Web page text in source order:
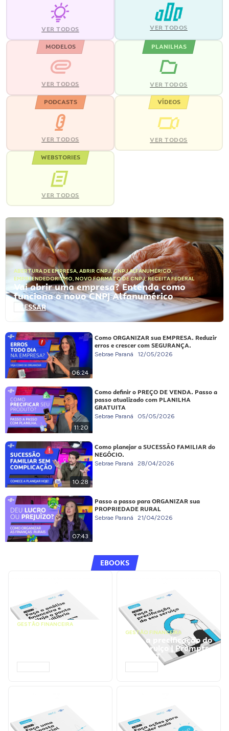
VER TODOS VER TODOS
MODELOS
VER TODOS
PLANILHAS
VER TODOS
PODCASTS
VER TODOS
VÍDEOS
VER TODOS
WEBSTORIES
VER TODOS
ABERTURA DE EMPRESA, ABRIR CNPJ,CNPJ ALFANUMÉRICO,
EMPREENDEDORISMO, NOVO FORMATO DE CNPJ,RECEITA FEDERAL
Vai abrir uma empresa? Entenda como
funciona o novo CNPJ Alfanumérico
ACESSAR
06:24
Como ORGANIZAR sua EMPRESA. Reduzir
erros e crescer com SEGURANÇA.
Sebrae Paraná 12/05/2026
11:20
Como definir o PREÇO DE VENDA. Passo a
passo atualizado com PLANILHA
GRATUITA
Sebrae Paraná 05/05/2026
10:28
Como planejar a SUCESSÃO FAMILIAR do
NEGÓCIO.
Sebrae Paraná 28/04/2026
07:43
Passo a passo para ORGANIZAR sua
PROPRIEDADE RURAL
Sebrae Paraná 21/04/2026
EBOOKS
GESTÃO FINANCEIRA
GESTÃO FINANCEIRA
Faça a precificação do
seu serviço | Prompts
ChatGPT